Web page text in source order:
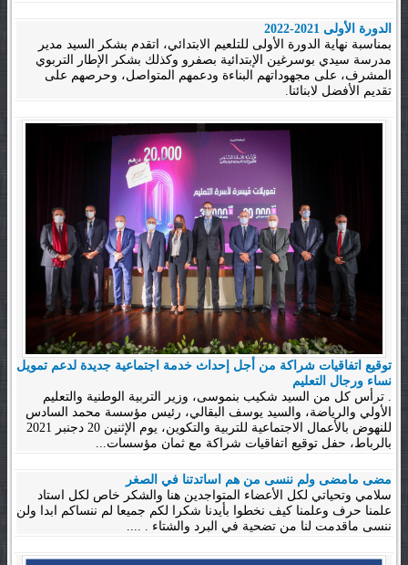
الدورة الأولى 2021-2022
بمناسبة نهاية الدورة الأولى للتلعيم الابتدائي، اتقدم بشكر السيد مدير
مدرسة سيدي بوسرغين الإبتدائية بصفرو وكذلك بشكر الإطار التربوي
المشرف، على مجهوداتهم البناءة ودعمهم المتواصل، وحرصهم على
تقديم الأفضل لابنائنا.
توقيع اتفاقيات شراكة من أجل إحداث خدمة اجتماعية جديدة لدعم تمويل
نساء ورجال التعليم
. ترأس كل من السيد شكيب بنموسى، وزير التربية الوطنية والتعليم
الأولي والرياضة، والسيد يوسف البقالي، رئيس مؤسسة محمد السادس
للنهوض بالأعمال الاجتماعية للتربية والتكوين، يوم الإثنين 20 دجنبر 2021
بالرباط، حفل توقيع اتفاقيات شراكة مع ثمان مؤسسات...
مضى مامضى ولم ننسى من هم اساتدتنا في الصغر
سلامي وتحياتي لكل الأعضاء المتواجدين هنا والشكر خاص لكل استاد
علمنا حرف وعلمنا كيف نخطوا بأيدنا شكرا لكم جميعا لم ننساكم ابدا ولن
ننسى ماقدمت لنا من تضحية في البرد والشتاء . ....